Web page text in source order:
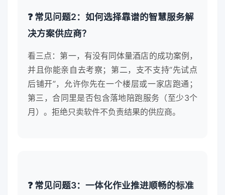
❓ 常见问题2：如何选择靠谱的智慧服务解
决方案供应商？
看三点：第一，有没有同体量酒店的成功案例，
并且你能亲自去考察；第二，支不支持“先试点
后铺开”，允许你先在一个楼层或一家店跑通；
第三，合同里是否包含落地陪跑服务（至少3个
月）。拒绝只卖软件不负责结果的供应商。
❓ 常见问题3：一体化作业推进顺畅的标准